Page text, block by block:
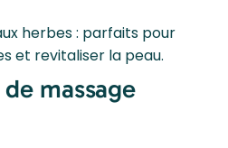
herbes : parfaits pour
et revitaliser la peau.
massage